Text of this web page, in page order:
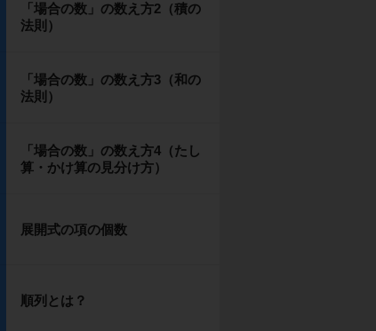
「場合の数」の数え方2（積の
法則）
「場合の数」の数え方3（和の
法則）
「場合の数」の数え方4（たし
算・かけ算の見分け方）
展開式の項の個数
順列とは？